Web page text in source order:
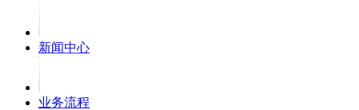
新闻中心
业务流程